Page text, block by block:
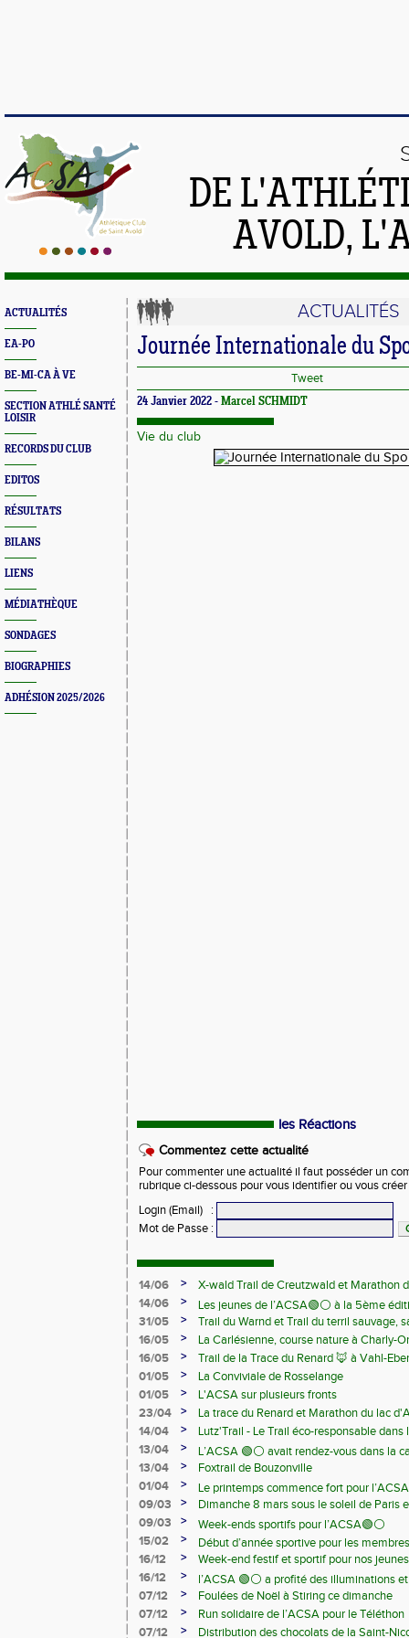
DE
AVOLD,
ACTUALITÉS
EA-PO
BE-MI-CA À VE
SECTION ATHLÉ SANTÉ
LOISIR
RECORDS DU CLUB
EDITOS
RÉSULTATS
BILANS
LIENS
MÉDIATHÈQUE
SONDAGES
BIOGRAPHIES
ADHÉSION 2025/2026
ACTUALITÉS
Journée Internationale du
Tweet
24 Janvier 2022 - Marcel SCHMIDT
Vie du club
les Réactions
Commentez cette actualité
Pour commenter une actualité il faut posséder un
rubrique ci-dessous pour vous identifier ou vous
Login (Email)
:
Mot de Passe :
14/06 >
X-wald Trail de Creutzwald et Marathon
14/06
>
Les jeunes de l’ACSA🟢⚪️ à la 5ème
Samedi 13 juin
31/05 >
Trail du Warnd et Trail du terril sauvage,
16/05
>
La Carlésienne, course nature à Charly-
16/05
>
Trail de la Trace du Renard 🦊 à Vahl-
01/05
>
La Conviviale de Rosselange
01/05
>
L'ACSA sur plusieurs fronts
23/04
>
La trace du Renard et Marathon du lac
14/04
>
Lutz'Trail - Le Trail éco-responsable dans
13/04
>
L’ACSA 🟢⚪️ avait rendez-vous dans la
13/04
>
Foxtrail de Bouzonville
01/04
>
Le printemps commence fort pour
09/03
>
Dimanche 8 mars sous le soleil de Paris
09/03
>
Week-ends sportifs pour l’ACSA🟢⚪️
15/02
>
Début d’année sportive pour les
16/12
>
Week-end festif et sportif pour nos
16/12
>
l’ACSA 🟢⚪️ a profité des illuminations
07/12
>
Foulées de Noël à Stiring ce dimanche
07/12
>
Run solidaire de l’ACSA pour le Téléthon
07/12
> Distribution des chocolats de la Saint-